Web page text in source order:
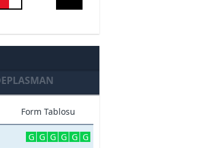
Form Tablosu
G G G G G G